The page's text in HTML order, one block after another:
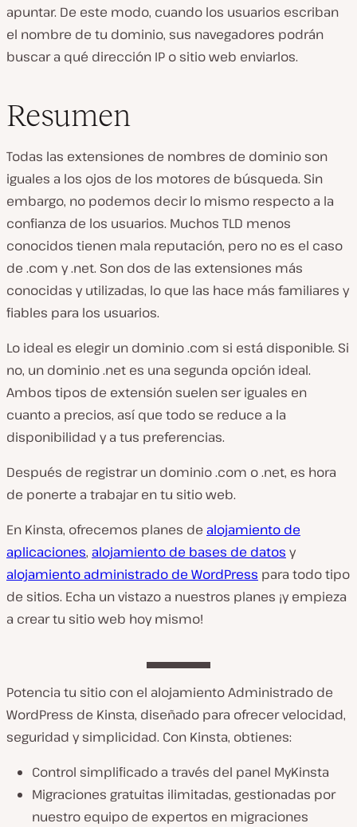
apuntar. De este modo, cuando los usuarios escriban
el nombre de tu dominio, sus navegadores podrán
buscar a qué dirección IP o sitio web enviarlos.
Resumen
Todas las extensiones de nombres de dominio son
iguales a los ojos de los motores de búsqueda. Sin
embargo, no podemos decir lo mismo respecto a la
confianza de los usuarios. Muchos TLD menos
conocidos tienen mala reputación, pero no es el caso
de .com y .net. Son dos de las extensiones más
conocidas y utilizadas, lo que las hace más familiares y
fiables para los usuarios.
Lo ideal es elegir un dominio .com si está disponible. Si
no, un dominio .net es una segunda opción ideal.
Ambos tipos de extensión suelen ser iguales en
cuanto a precios, así que todo se reduce a la
disponibilidad y a tus preferencias.
Después de registrar un dominio .com o .net, es hora
de ponerte a trabajar en tu sitio web.
En Kinsta, ofrecemos planes de alojamiento de
aplicaciones, alojamiento de bases de datos y
alojamiento administrado de WordPress para todo tipo
de sitios. Echa un vistazo a nuestros planes ¡y empieza
a crear tu sitio web hoy mismo!
Potencia tu sitio con el alojamiento Administrado de
WordPress de Kinsta, diseñado para ofrecer velocidad,
seguridad y simplicidad. Con Kinsta, obtienes:
Control simplificado a través del panel MyKinsta
Migraciones gratuitas ilimitadas, gestionadas por
nuestro equipo de expertos en migraciones